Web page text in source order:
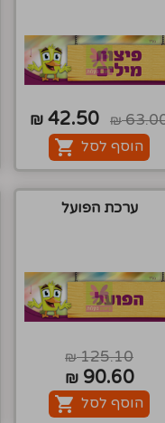
₪
42.50
₪
הוסף לסל
ערכת הפועל
125.10
₪
90.60
₪
הוסף לסל